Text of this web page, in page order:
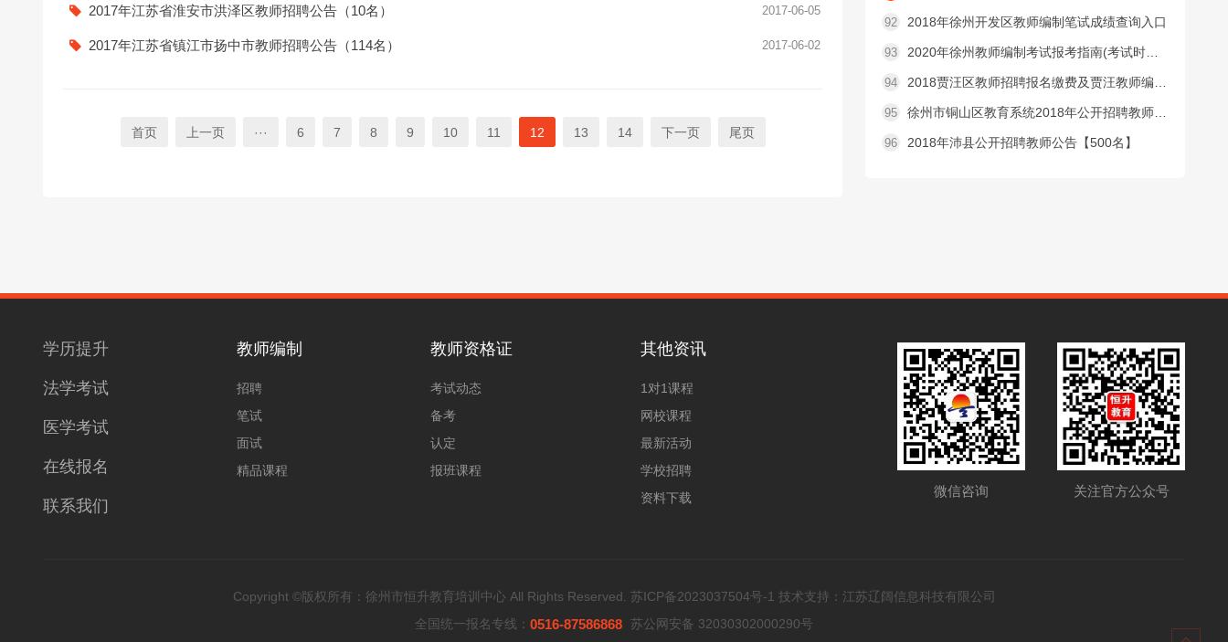
2017年江苏省淮安市洪泽区教师招聘公告（10名） 2017-06-05
2017年江苏省镇江市扬中市教师招聘公告（114名） 2017-06-02
首页 上一页 ··· 6 7 8 9 10 11 12 13 14 下一页 尾页
92 2018年徐州开发区教师编制笔试成绩查询入口
93 2020年徐州教师编制考试报考指南(考试时间内容 )
94 2018贾汪区教师招聘报名缴费及贾汪教师编制准考证打印入口
95 徐州市铜山区教育系统2018年公开招聘教师公告【525名】
96 2018年沛县公开招聘教师公告【500名】
学历提升
法学考试
医学考试
在线报名
联系我们
教师编制
招聘
笔试
面试
精品课程
教师资格证
考试动态
备考
认定
报班课程
其他资讯
1对1课程
网校课程
最新活动
学校招聘
资料下载
微信咨询 关注官方公众号
Copyright ©版权所有：徐州市恒升教育培训中心 All Rights Reserved. 苏ICP备2023037504号-1 技术支持： 江苏辽阔信息科技有限公司
全国统一报名专线： 0516-87586868 苏公网安备 32030302000290号